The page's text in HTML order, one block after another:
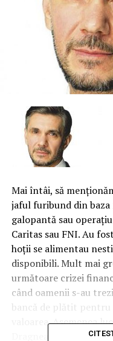
Mai întâi, să
jaful furibund din
galopantă sau
Caritas sau FNI. Au
hoţii se alimentau
disponibili. Mult mai
următoare crizei
când oamenii s-au
bancă de plătit pentru
valoarea.Asemenea
Dragnea. Dimpotrivă,